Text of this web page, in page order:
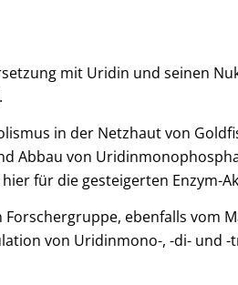
mit Uridin und seinen
in der Netzhaut von
Abbau von
für die gesteigerten
Forschergruppe, ebenfalls vom
von Uridinmono-, -di-